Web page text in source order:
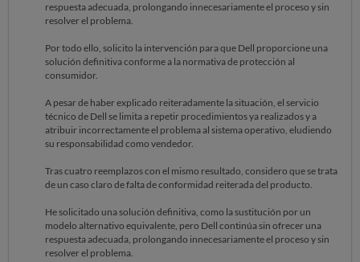
respuesta adecuada, prolongando innecesariamente el proceso y sin
resolver el problema.
Por todo ello, solicito la intervención para que Dell proporcione una
solución definitiva conforme a la normativa de protección al
consumidor.
A pesar de haber explicado reiteradamente la situación, el servicio
técnico de Dell se limita a repetir procedimientos ya realizados y a
atribuir incorrectamente el problema al sistema operativo, eludiendo
su responsabilidad como vendedor.
Tras cuatro reemplazos con el mismo resultado, considero que se trata
de un caso claro de falta de conformidad reiterada del producto.
He solicitado una solución definitiva, como la sustitución por un
modelo alternativo equivalente, pero Dell continúa sin ofrecer una
respuesta adecuada, prolongando innecesariamente el proceso y sin
resolver el problema.